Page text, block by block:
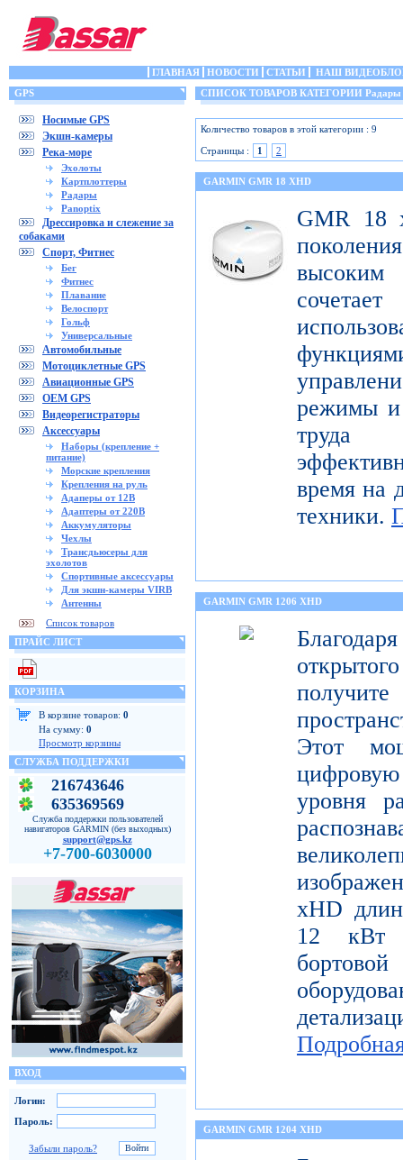
ГЛАВНАЯ НОВОСТИ СТАТЬИ
НАШ
GPS
Носимые GPS
Экшн-камеры
Река-море
Эхолоты
Картплоттеры
Радары
Panoptix
Дрессировка и слежение за
собаками
Спорт, Фитнес
Бег
Фитнес
Плавание
Велоспорт
Гольф
Универсальные
Автомобильные
Мотоциклетные GPS
Авиационные GPS
OEM GPS
Видеорегистраторы
Аксессуары
Наборы (крепление +
питание)
Морские крепления
Крепления на руль
Адаперы от 12В
Адаптеры от 220В
Аккумуляторы
Чехлы
Трансдьюсеры для
эхолотов
Спортивные аксессуары
Для экшн-камеры VIRB
Антенны
Список товаров
ПРАЙС ЛИСТ
КОРЗИНА
В корзине товаров: 0
На сумму: 0
Просмотр корзины
СЛУЖБА ПОДДЕРЖКИ
216743646
635369569
Служба поддержки пользователей
навигаторов GARMIN (без выходных)
support@gps.kz
+7-700-6030000
ВХОД
Логин:
Пароль:
Забыли пароль?
СПИСОК ТОВАРОВ КАТЕГОРИИ Радары
Количество товаров в этой категории : 9
Страницы :
1 2
GARMIN GMR 18 XHD
GMR 18
высоким
режимы и
труда
время на
техники.
GARMIN GMR 1206 XHD
Этот
уровня
xHD
12 кВт
GARMIN GMR 1204 XHD